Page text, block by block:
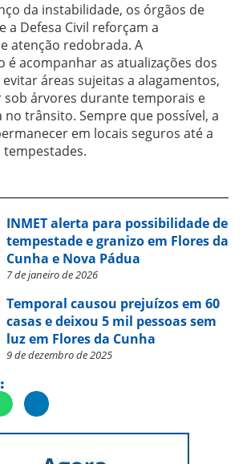
da instabilidade, os órgãos de
a Defesa Civil reforçam a
atenção redobrada. A
é acompanhar as atualizações dos
áreas sujeitas a alagamentos,
sob árvores durante temporais e
trânsito. Sempre que possível, a
em locais seguros até a
tempestades.
INMET alerta para possibilidade de
tempestade e granizo em Flores da
Cunha e Nova Pádua
7 de janeiro de 2026
Temporal causou prejuízos em 60
casas e deixou 5 mil pessoas sem
luz em Flores da Cunha
9 de dezembro de 2025